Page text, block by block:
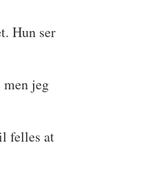
Hun ser
jeg
felles at